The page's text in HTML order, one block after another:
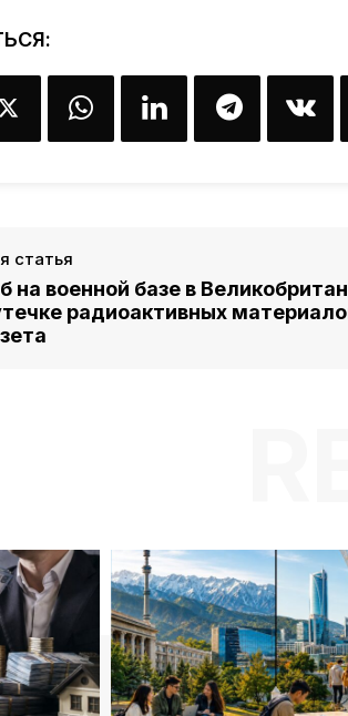
статья
на военной базе в
радиоактивных